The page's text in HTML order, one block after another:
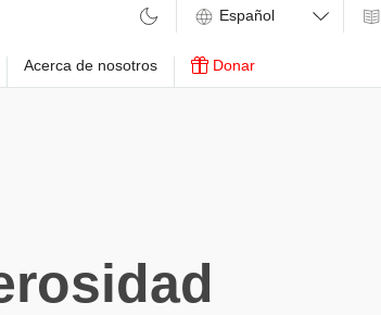
Acerca de nosotros Donar